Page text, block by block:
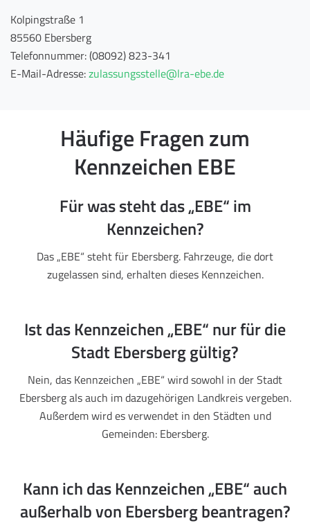
Kolpingstraße 1
85560 Ebersberg
Telefonnummer: (08092) 823-341
E-Mail-Adresse:zulassungsstelle@lra-ebe.de
Häufige Fragen zum
Kennzeichen EBE
Für was steht das „EBE“ im
Kennzeichen?
Das „EBE“ steht für Ebersberg. Fahrzeuge, die dort
zugelassen sind, erhalten dieses Kennzeichen.
Ist das Kennzeichen „EBE“ nur für die
Stadt Ebersberg gültig?
Nein, das Kennzeichen „EBE“ wird sowohl in der Stadt
Ebersberg als auch im dazugehörigen Landkreis vergeben.
Außerdem wird es verwendet in den Städten und
Gemeinden: Ebersberg.
Kann ich das Kennzeichen „EBE“ auch
außerhalb von Ebersberg beantragen?